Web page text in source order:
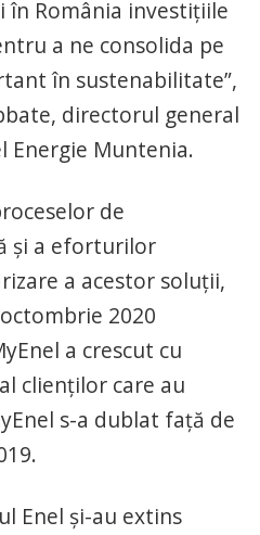
în România investiţiile
a ne consolida pe
în sustenabilitate”,
directorul general
Energie Muntenia.
de
şi a eforturilor
a acestor soluţii,
2020
a crescut cu
clienţilor care au
s-a dublat faţă de
Enel şi-au extins